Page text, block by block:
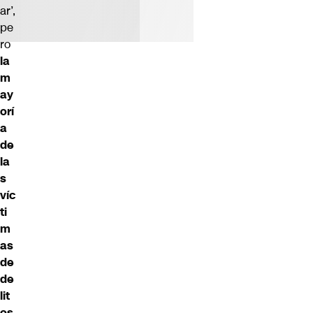
ar’,
pe
ro
la
m
ay
orí
a
de
la
s
víc
ti
m
as
de
de
lit